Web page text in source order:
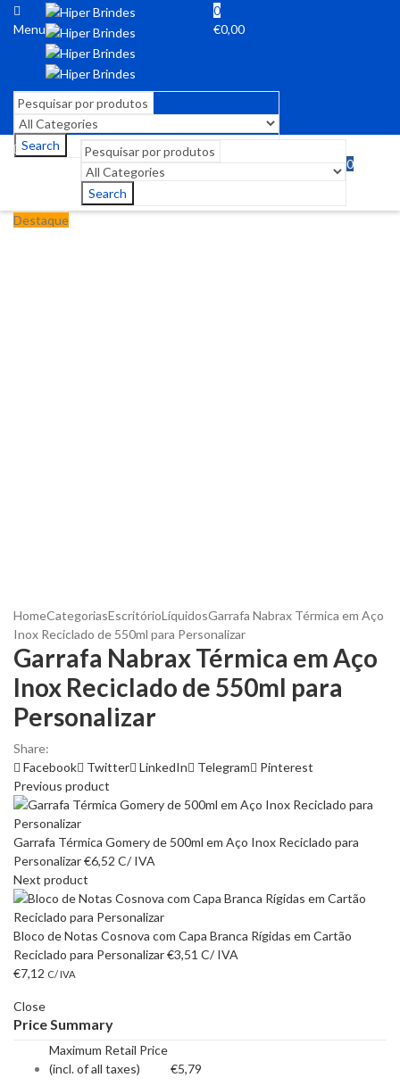
Menu
0
€0,00
Search
Search
0
Destaque
HomeCategoriasEscritórioLíquidosGarrafa Nabrax Térmica em Aço
Inox Reciclado de 550ml para Personalizar
Garrafa Nabrax Térmica em Aço
Inox Reciclado de 550ml para
Personalizar
Share:
Facebook
Twitter LinkedIn Telegram
Pinterest
Previous product
Garrafa Térmica Gomery de 500ml em Aço Inox Reciclado para
Personalizar€6,52 C/ IVA
Next product
Bloco de Notas Cosnova com Capa Branca Rígidas em Cartão
Reciclado para Personalizar€3,51 C/ IVA
€7,12 C/ IVA
Close
Price Summary
Maximum Retail Price
(incl. of all taxes)
€5,79